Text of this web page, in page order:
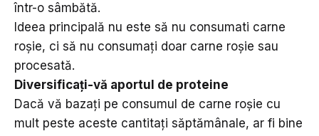
într-o sâmbătă.
Ideea principală nu este să nu consumati carne
roșie, ci să nu consumați doar carne roșie sau
procesată.
Diversificați-vă aportul de proteine
Dacă vă bazați pe consumul de carne roșie cu
mult peste aceste cantitați săptămânale, ar fi bine